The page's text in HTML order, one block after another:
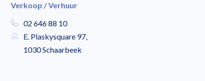
Verkoop / Verhuur
02 646 88 10
E. Plaskysquare 97,
1030 Schaarbeek